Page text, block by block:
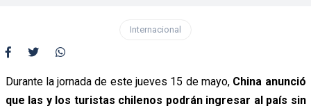
Internacional
Durante la jornada de este jueves 15 de mayo, China anunció
que las y los turistas chilenos podrán ingresar al país sin